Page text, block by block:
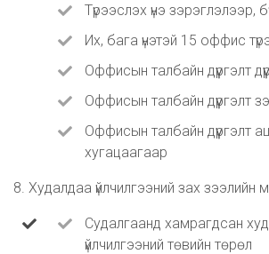
Түрээслэх үнэ зэрэглэлээр,
Их, бага үнэтэй 15 оффис
Оффисын талбайн дүүргэлт
Оффисын талбайн дүүргэлт
Оффисын талбайн дүүргэлт
хугацаагаар
8. Худалдаа үйлчилгээний зах зээлийн
Судалгаанд хамрагдсан
үйлчилгээний төвийн төрөл